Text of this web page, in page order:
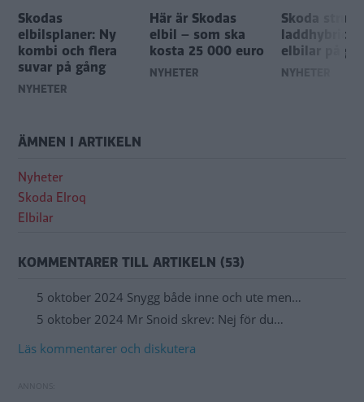
Skodas
elbilsplaner: Ny
kombi och flera
suvar på gång
NYHETER
Här är Skodas
elbil – som ska
kosta 25 000 euro
NYHETER
Skoda
elbilar på
NYHETER
ÄMNEN I ARTIKELN
Nyheter
Skoda Elroq
Elbilar
KOMMENTARER TILL ARTIKELN (53)
5 oktober 2024 Snygg både inne och ute men…
5 oktober 2024 Mr Snoid skrev: Nej för du…
Läs kommentarer och diskutera